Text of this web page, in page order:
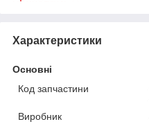
Характеристики
Основні
Код запчастини
Виробник